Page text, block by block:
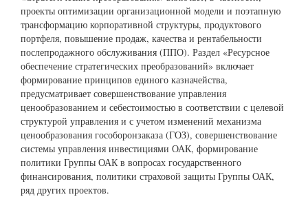
проекты оптимизации организационной модели и поэтапную
трансформацию корпоративной структуры, продуктового
портфеля, повышение продаж, качества и рентабельности
послепродажного обслуживания (ППО). Раздел «Ресурсное
обеспечение стратегических преобразований» включает
формирование принципов единого казначейства,
предусматривает совершенствование управления
ценообразованием и себестоимостью в соответствии с целевой
структурой управления и с учетом изменений механизма
ценообразования гособоронзаказа (ГОЗ), совершенствование
системы управления инвестициями ОАК, формирование
политики Группы ОАК в вопросах государственного
финансирования, политики страховой защиты Группы ОАК,
ряд других проектов.